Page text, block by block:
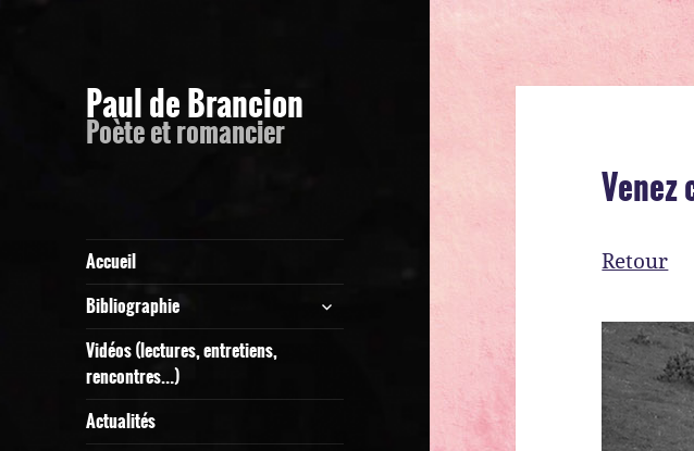
Paul de Brancion
Poète et romancier
Accueil
Bibliographie
ouvrir
le
Vidéos (lectures, entretiens,
rencontres…)
Actualités
Venez
Retour